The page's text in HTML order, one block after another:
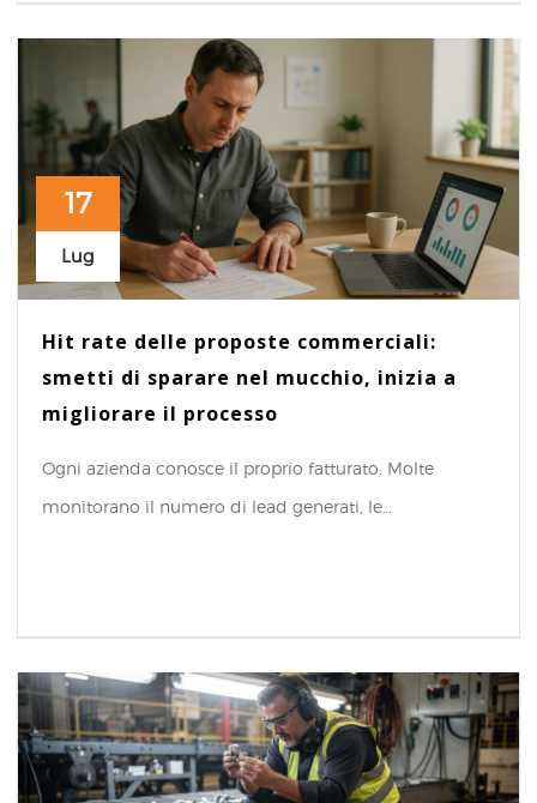
17
Lug
Hit rate delle proposte commerciali:
smetti di sparare nel mucchio, inizia a
migliorare il processo
Ogni azienda conosce il proprio fatturato. Molte
monitorano il numero di lead generati, le…